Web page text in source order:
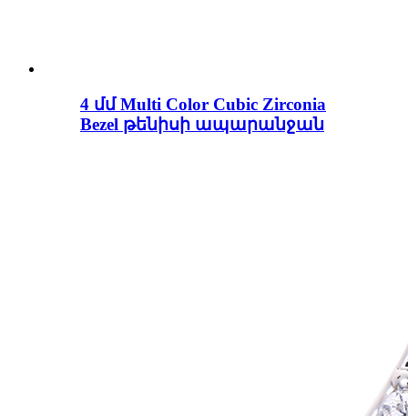
4 մմ Multi Color Cubic Zirconia
Bezel թենիսի ապարանջան